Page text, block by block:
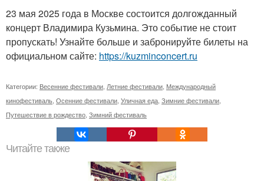
23 мая 2025 года в Москве состоится долгожданный
концерт Владимира Кузьмина. Это событие не стоит
пропускать! Узнайте больше и забронируйте билеты на
официальном сайте: https://kuzminconcert.ru
Категории: Весенние фестивали Летние фестивали Международный
кинофестиваль Осенние фестивали Уличная еда Зимние фестивали
Путешествие в рождество Зимний фестиваль
Читайте также